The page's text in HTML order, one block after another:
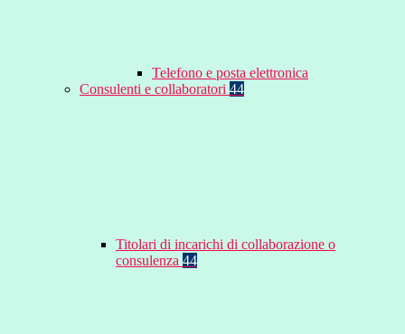
Telefono e posta elettronica
Consulenti e collaboratori 44
Titolari di incarichi di collaborazione o
consulenza 44